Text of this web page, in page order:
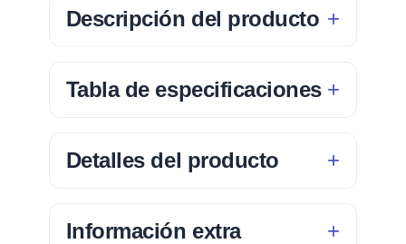
Descripción del producto
Tabla de especificaciones
Detalles del producto
Información extra